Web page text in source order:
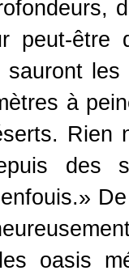
peut-être
sauront
à
Rien
oasis